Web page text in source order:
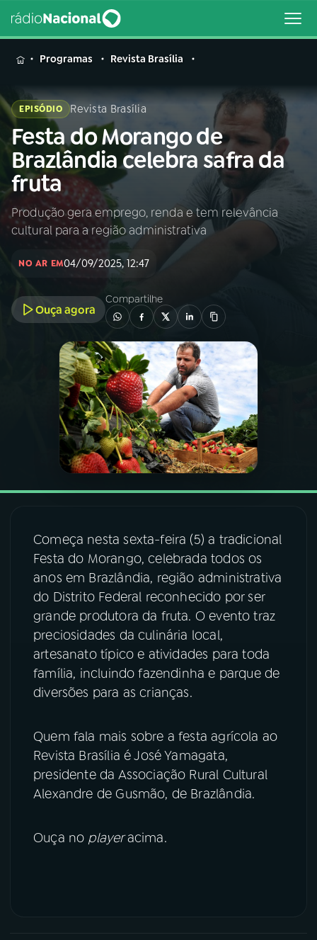
MENU
Buscar
na
Rádio
Nacional
Buscar
AO VIVO
INÍCIO
A RÁDIO
PROGRAMAÇÃO
PROGRAMAS
PODCASTS
06VIDEOCASTS
07ÚLTIMAS
08FESTIVAL DE MÚSICA
ACOMPANHE A RÁDIO NACIONAL
YouTube Facebook
Instagram X
TikTok
Programas Revista Brasília
EPISÓDIO Revista Brasília
Festa do Morango de
Brazlândia celebra safra da
fruta
Produção gera emprego, renda e tem relevância
cultural para a região administrativa
NO AR EM04/09/2025, 12:47
Ouça agora
Compartilhe
Começa nesta sexta-feira (5) a tradicional
Festa do Morango, celebrada todos os
anos em Brazlândia, região administrativa
do Distrito Federal reconhecido por ser
grande produtora da fruta. O evento traz
preciosidades da culinária local,
artesanato típico e atividades para toda
família, incluindo fazendinha e parque de
diversões para as crianças.
Quem fala mais sobre a festa agrícola ao
Revista Brasília é José Yamagata,
presidente da Associação Rural Cultural
Alexandre de Gusmão, de Brazlândia.
Ouça no playeracima.